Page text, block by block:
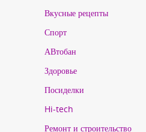
Вкусные рецепты
Спорт
АВтобан
Здоровье
Посиделки
Hi-tech
Ремонт и строительство